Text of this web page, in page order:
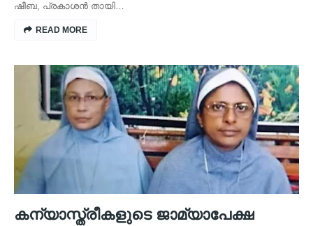
ഷീബ, പ്രകാശൻ തായി…
READ MORE
കന്യാസ്ത്രീകളുടെ ജാമ്യാപേക്ഷ